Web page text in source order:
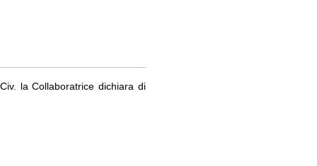
la Collaboratrice dichiara di